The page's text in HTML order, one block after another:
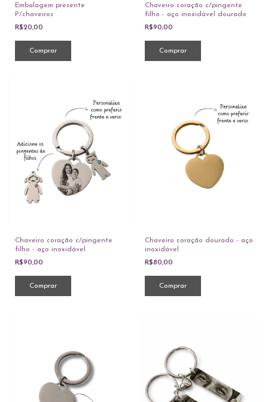
Embalagem presente
P/chaveiros
R$20,00
Comprar
Chaveiro coração c/pingente
filho - aço inoxidável dourado
R$90,00
Comprar
Chaveiro coração c/pingente
filho - aço inoxidável
R$90,00
Comprar
Chaveiro coração dourado - aço
inoxidável
R$80,00